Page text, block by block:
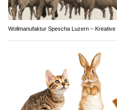
Wollmanufaktur Spescha Luzern –